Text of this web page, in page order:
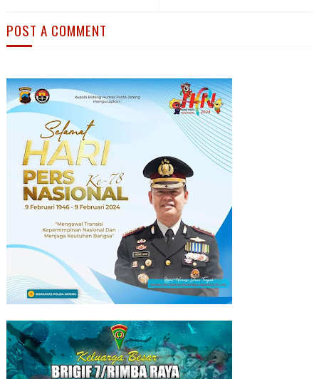
POST A COMMENT